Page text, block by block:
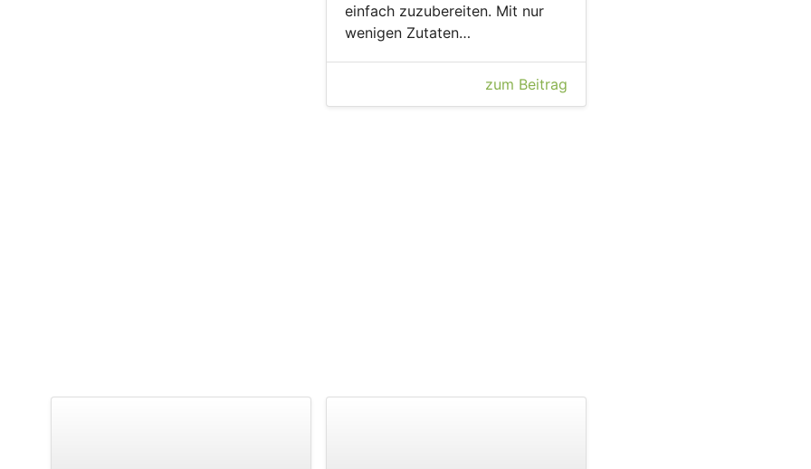
einfach zuzubereiten. Mit nur
wenigen Zutaten…
zum Beitrag